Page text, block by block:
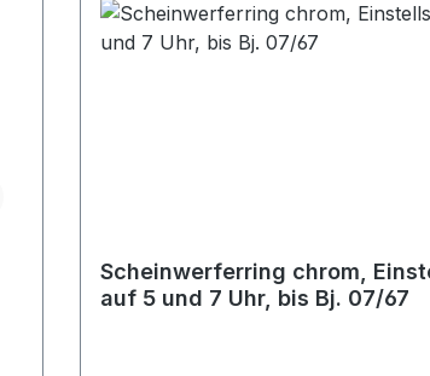
Scheinwerferring chrom,
auf 5 und 7 Uhr, bis Bj. 07/67